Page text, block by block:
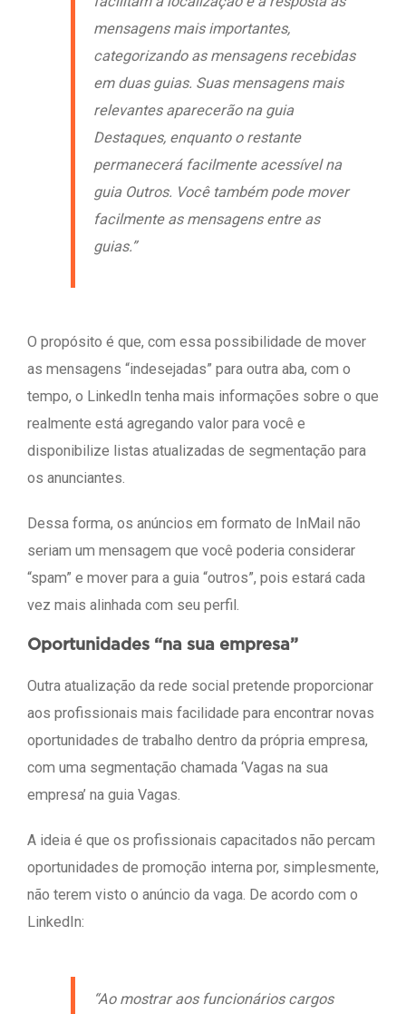
mensagens mais importantes,
categorizando as mensagens recebidas
em duas guias. Suas mensagens mais
relevantes aparecerão na guia
Destaques, enquanto o restante
permanecerá facilmente acessível na
guia Outros. Você também pode mover
facilmente as mensagens entre as
guias.”
O propósito é que, com essa possibilidade de mover
as mensagens “indesejadas” para outra aba, com o
tempo, o LinkedIn tenha mais informações sobre o que
realmente está agregando valor para você e
disponibilize listas atualizadas de segmentação para
os anunciantes.
Dessa forma, os anúncios em formato de InMail não
seriam um mensagem que você poderia considerar
“spam” e mover para a guia “outros”, pois estará cada
vez mais alinhada com seu perfil.
Oportunidades “na sua empresa”
Outra atualização da rede social pretende proporcionar
aos profissionais mais facilidade para encontrar novas
oportunidades de trabalho dentro da própria empresa,
com uma segmentação chamada ‘Vagas na sua
empresa’ na guia Vagas.
A ideia é que os profissionais capacitados não percam
oportunidades de promoção interna por, simplesmente,
não terem visto o anúncio da vaga. De acordo com o
LinkedIn:
“Ao mostrar aos funcionários cargos